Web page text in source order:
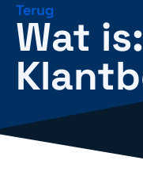
Terug
Wat is: